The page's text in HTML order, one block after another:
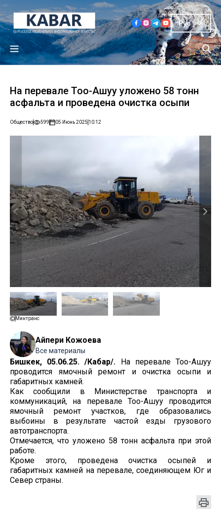
Рус
На перевале Тоо-Ашуу уложено 58 тонн
асфальта и проведена очистка осыпи
Общество 599 05 Июнь 2025 10:12
Минтранс
Айпери Кожоева
Все материалы
Бишкек, 05.06.25. /Кабар/. На перевале Тоо-Ашуу
проводится ямочный ремонт и очистка осыпи и
габаритных камней.
Как сообщили в Министерстве транспорта и
коммуникаций, на перевале Тоо-Ашуу проводится
ямочный ремонт участков, где образовались
выбоины в результате частой езды грузового
автотранспорта.
Отмечается, что уложено 58 тонн асфальта при этой
работе.
Кроме этого, проведена очистка осыпей и
габаритных камней на перевале, соединяющем Юг и
Север страны.